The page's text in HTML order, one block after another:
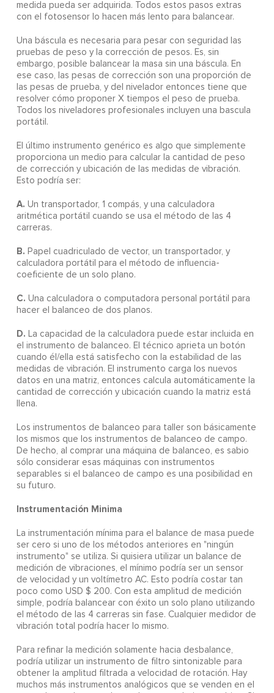
medida pueda ser adquirida. Todos estos pasos extras
con el fotosensor lo hacen más lento para balancear.
Una báscula es necesaria para pesar con seguridad las
pruebas de peso y la corrección de pesos. Es, sin
embargo, posible balancear la masa sin una báscula. En
ese caso, las pesas de corrección son una proporción de
las pesas de prueba, y del nivelador entonces tiene que
resolver cómo proponer X tiempos el peso de prueba.
Todos los niveladores profesionales incluyen una bascula
portátil.
El último instrumento genérico es algo que simplemente
proporciona un medio para calcular la cantidad de peso
de corrección y ubicación de las medidas de vibración.
Esto podría ser:
A. Un transportador, 1 compás, y una calculadora
aritmética portátil cuando se usa el método de las 4
carreras.
B. Papel cuadriculado de vector, un transportador, y
calculadora portátil para el método de influencia-
coeficiente de un solo plano.
C. Una calculadora o computadora personal portátil para
hacer el balanceo de dos planos.
D. La capacidad de la calculadora puede estar incluida en
el instrumento de balanceo. El técnico aprieta un botón
cuando él/ella está satisfecho con la estabilidad de las
medidas de vibración. El instrumento carga los nuevos
datos en una matriz, entonces calcula automáticamente la
cantidad de corrección y ubicación cuando la matriz está
llena.
Los instrumentos de balanceo para taller son básicamente
los mismos que los instrumentos de balanceo de campo.
De hecho, al comprar una máquina de balanceo, es sabio
sólo considerar esas máquinas con instrumentos
separables si el balanceo de campo es una posibilidad en
su futuro.
Instrumentación Minima
La instrumentación mínima para el balance de masa puede
ser cero si uno de los métodos anteriores en "ningún
instrumento" se utiliza. Si quisiera utilizar un balance de
medición de vibraciones, el mínimo podría ser un sensor
de velocidad y un voltímetro AC. Esto podría costar tan
poco como USD $ 200. Con esta amplitud de medición
simple, podría balancear con éxito un solo plano utilizando
el método de las 4 carreras sin fase. Cualquier medidor de
vibración total podría hacer lo mismo.
Para refinar la medición solamente hacia desbalance,
podría utilizar un instrumento de filtro sintonizable para
obtener la amplitud filtrada a velocidad de rotación. Hay
muchos más instrumentos analógicos que se venden en el